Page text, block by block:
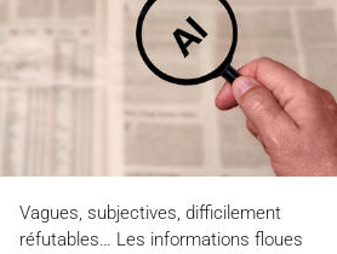
Vagues, subjectives, difficilement
réfutables… Les informations floues